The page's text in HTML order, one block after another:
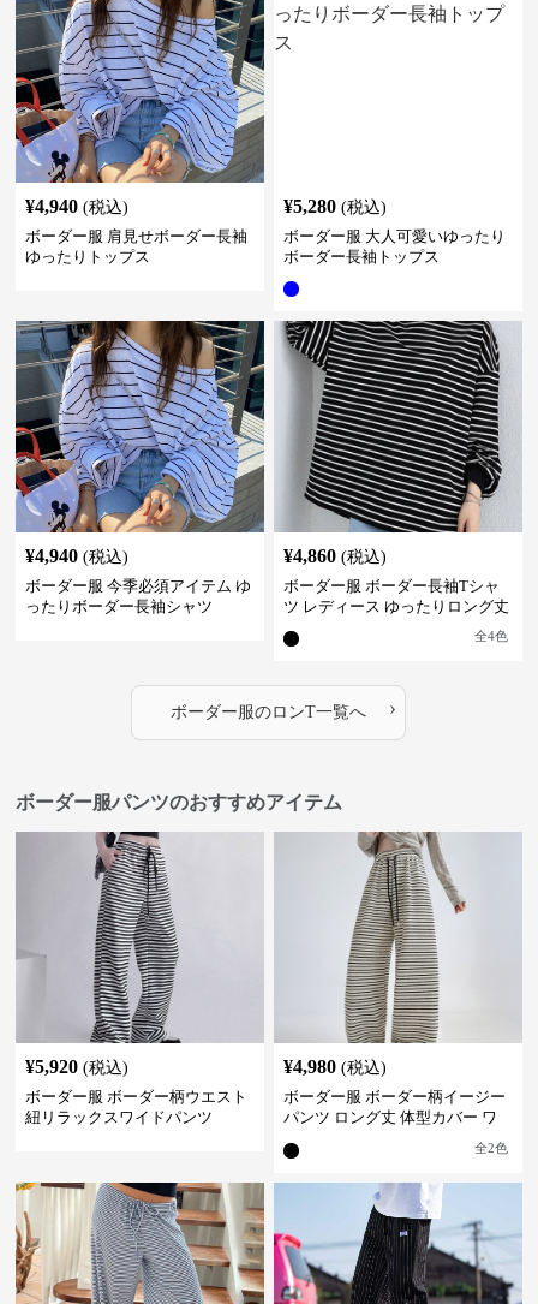
¥4,940 (税込)
ボーダー服 肩見せボーダー長袖
ゆったりトップス
¥5,280 (税込)
ボーダー服 大人可愛いゆったり
ボーダー長袖トップス
¥4,940 (税込)
ボーダー服 今季必須アイテム ゆ
ったりボーダー長袖シャツ
¥4,860 (税込)
ボーダー服 ボーダー長袖Tシャ
ツ レディース ゆったりロング丈
全4色
ボーダー服のロンT一覧へ ›
ボーダー服パンツのおすすめアイテム
¥5,920 (税込)
ボーダー服 ボーダー柄ウエスト
紐リラックスワイドパンツ
¥4,980 (税込)
ボーダー服 ボーダー柄イージー
パンツ ロング丈 体型カバー ワ
全2色